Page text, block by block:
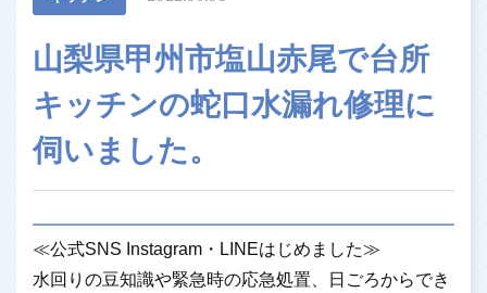
山梨県甲州市塩山赤尾で台所
キッチンの蛇口水漏れ修理に
伺いました。
≪公式SNS Instagram・LINEはじめました≫
水回りの豆知識や緊急時の応急処置、日ごろからでき